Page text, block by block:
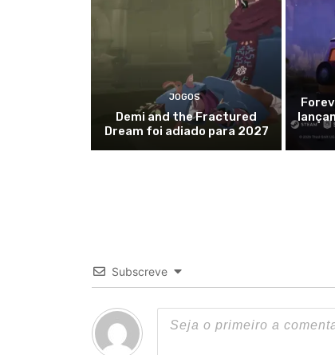
JOGOS
Demi and the Fractured
Dream foi adiado para 2027
Subscreve